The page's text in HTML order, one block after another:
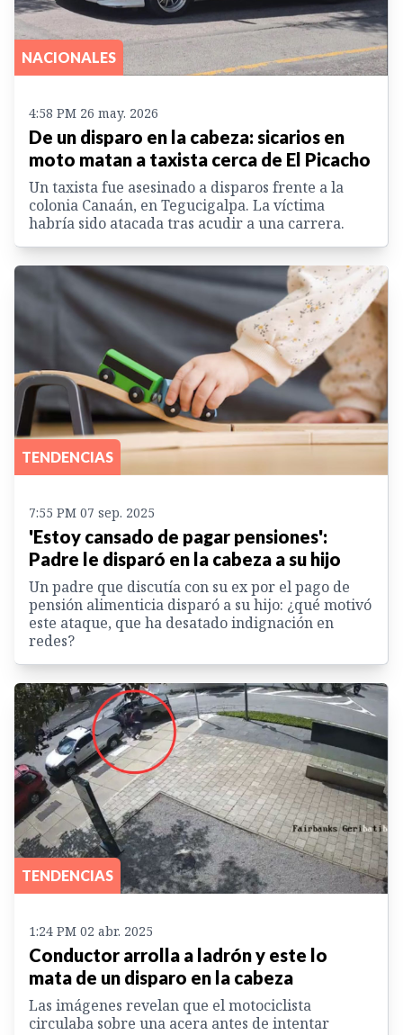
NACIONALES
4:58 PM 26 may. 2026
De un disparo en la cabeza: sicarios en
moto matan a taxista cerca de El Picacho
Un taxista fue asesinado a disparos frente a la
colonia Canaán, en Tegucigalpa. La víctima
habría sido atacada tras acudir a una carrera.
TENDENCIAS
7:55 PM 07 sep. 2025
'Estoy cansado de pagar pensiones':
Padre le disparó en la cabeza a su hijo
Un padre que discutía con su ex por el pago de
pensión alimenticia disparó a su hijo: ¿qué motivó
este ataque, que ha desatado indignación en
redes?
TENDENCIAS
1:24 PM 02 abr. 2025
Conductor arrolla a ladrón y este lo
mata de un disparo en la cabeza
Las imágenes revelan que el motociclista
circulaba sobre una acera antes de intentar